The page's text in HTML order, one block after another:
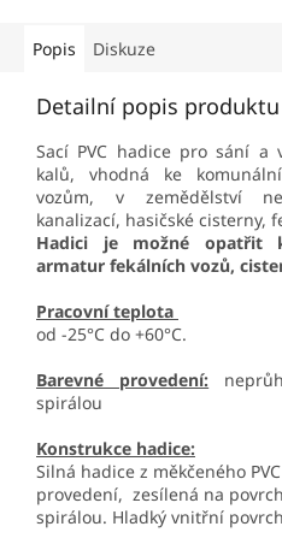
Popis Diskuze
Detailní popis produktu
Sací PVC hadice pro sání a
kalů, vhodná ke
vozům, v zemědělství
kanalizací, hasičské cisterny,
Hadici je možné opatřit
armatur fekálních vozů,
Pracovní teplota
od -25°C do +60°C.
Barevné provedení:
spirálou
Konstrukce hadice:
Silná hadice z měkčeného
provedení, zesílená na
spirálou. Hladký vnitřní